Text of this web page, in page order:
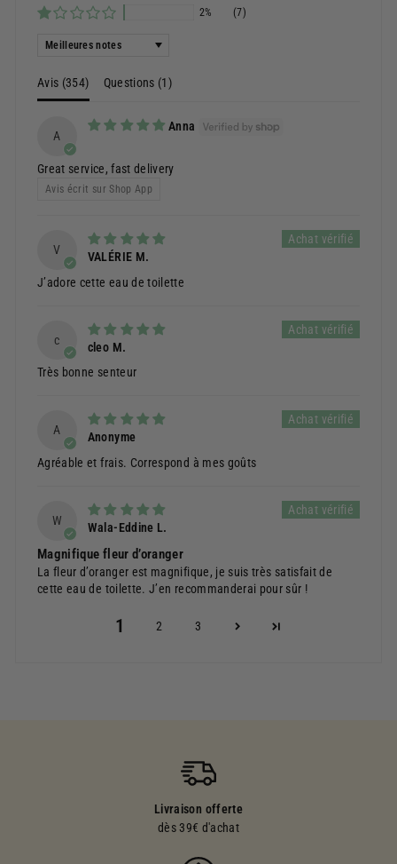
2% (7)
Sort by
Avis (354) Questions (1)
A
Anna
Great service, fast delivery
Avis écrit sur Shop App
V
VALÉRIE M.
J’adore cette eau de toilette
c
cleo M.
Très bonne senteur
A
Anonyme
Agréable et frais. Correspond à mes goûts
W
Wala-Eddine L.
Magnifique fleur d’oranger
La fleur d’oranger est magnifique, je suis très satisfait de
cette eau de toilette. J’en recommanderai pour sûr !
1 2 3
Livraison offerte
dès 39€ d'achat